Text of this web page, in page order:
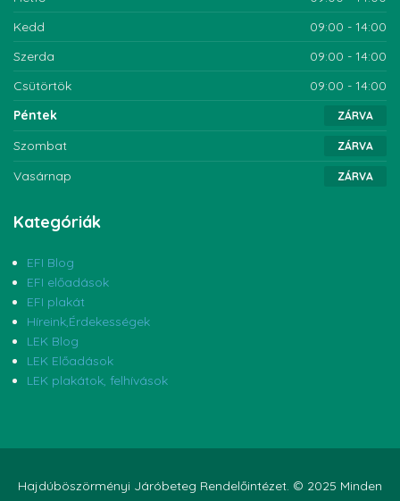
Kedd
09:00 - 14:00
Szerda
09:00 - 14:00
Csütörtök
09:00 - 14:00
Péntek
ZÁRVA
Szombat ZÁRVA
Vasárnap ZÁRVA
Kategóriák
EFI Blog
EFI előadások
EFI plakát
Híreink,Érdekességek
LEK Blog
LEK Előadások
LEK plakátok, felhívások
Hajdúböszörményi Járóbeteg Rendelőintézet. © 2025 Minden